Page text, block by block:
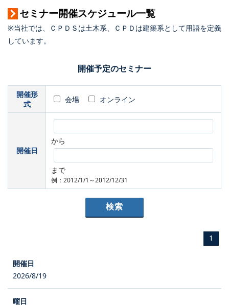
セミナー開催スケジュール一覧
※当社では、ＣＰＤＳは土木系、ＣＰＤは建築系として用語を定義
しています。
開催予定のセミナー
開催形
式
会場 オンライン
開催日
から
まで
例：2012/1/1～2012/12/31
1
2026/8/19